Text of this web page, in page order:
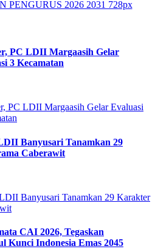
PC LDII Margaasih Gelar
3 Kecamatan
Banyusari Tanamkan 29
Caberawit
CAI 2026, Tegaskan
Kunci Indonesia Emas 2045